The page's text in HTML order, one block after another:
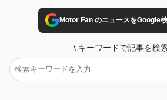
Motor Fan のニュースをGoogle
\ キーワードで記事を検